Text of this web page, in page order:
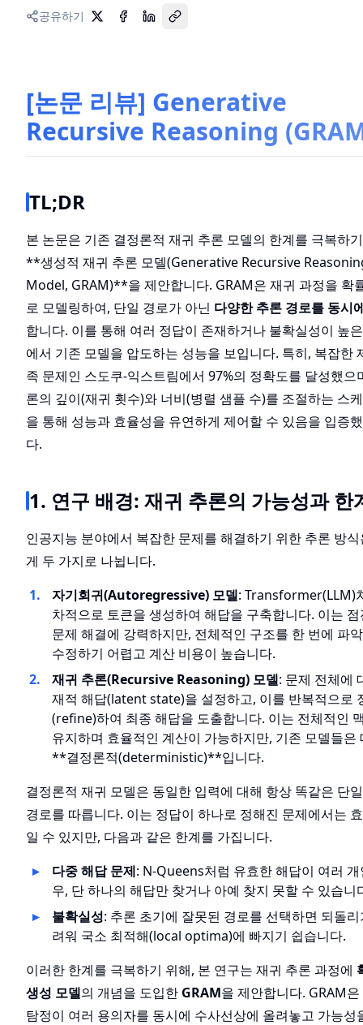
공유하기
[논문 리뷰] Generative
Recursive Reasoning
TL;DR
본 논문은 기존 결정론적 재귀 추론 모델의 한계를 극복하
**생성적 재귀 추론 모델(Generative Recursive
Model, GRAM)**을 제안합니다. GRAM은 재귀 과정을 확
로 모델링하여, 단일 경로가 아닌 다양한 추론 경로를 동시
합니다. 이를 통해 여러 정답이 존재하거나 불확실성이 높
에서 기존 모델을 압도하는 성능을 보입니다. 특히, 복잡한
족 문제인 스도쿠-익스트림에서 97%의 정확도를 달성했으
론의 깊이(재귀 횟수)와 너비(병렬 샘플 수)를 조절하는 스
을 통해 성능과 효율성을 유연하게 제어할 수 있음을 입증
다.
1. 연구 배경: 재귀 추론의 가능성과 한
인공지능 분야에서 복잡한 문제를 해결하기 위한 추론 방
게 두 가지로 나뉩니다.
자기회귀(Autoregressive) 모델: Transformer(LLM)
차적으로 토큰을 생성하여 해답을 구축합니다. 이는
문제 해결에 강력하지만, 전체적인 구조를 한 번에 파
수정하기 어렵고 계산 비용이 높습니다.
재귀 추론(Recursive Reasoning) 모델: 문제 전체에
재적 해답(latent state)을 설정하고, 이를 반복적으로
(refine)하여 최종 해답을 도출합니다. 이는 전체적인
유지하며 효율적인 계산이 가능하지만, 기존 모델들은
**결정론적(deterministic)**입니다.
결정론적 재귀 모델은 동일한 입력에 대해 항상 똑같은 단
경로를 따릅니다. 이는 정답이 하나로 정해진 문제에서는
일 수 있지만, 다음과 같은 한계를 가집니다.
다중 해답 문제: N-Queens처럼 유효한 해답이 여러 개
우, 단 하나의 해답만 찾거나 아예 찾지 못할 수 있습니
불확실성: 추론 초기에 잘못된 경로를 선택하면 되돌
려워 국소 최적해(local optima)에 빠지기 쉽습니다.
이러한 한계를 극복하기 위해, 본 연구는 재귀 추론 과정에
생성 모델의 개념을 도입한 GRAM을 제안합니다. GRAM
탐정이 여러 용의자를 동시에 수사선상에 올려놓고 가능성